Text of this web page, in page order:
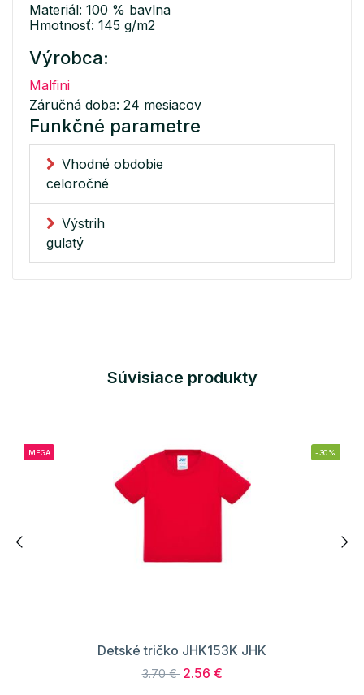
Materiál: 100 % bavlna
Hmotnosť: 145 g/m2
Výrobca:
Malfini
Záručná doba: 24 mesiacov
Funkčné parametre
Vhodné obdobie
celoročné
Výstrih
gulatý
Súvisiace produkty
MEGA -30%
Detské tričko JHK153K JHK
3.70 € 2.56 €